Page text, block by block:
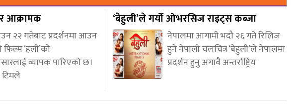
आक्रामक
२२ गतेबाट प्रदर्शनमा आउन
‘हली’को
व्यापक पारिएको छ।
टिमले
‘बेहुली’ले गर्यो ओभरसिज राइट्स कब्जा
नेपालमा आगामी भदौ २६ गते रिलिज
हुने नेपाली चलचित्र ‘बेहुली’ले नेपालमा
प्रदर्शन हुनु अगावै अन्तर्राष्ट्रिय